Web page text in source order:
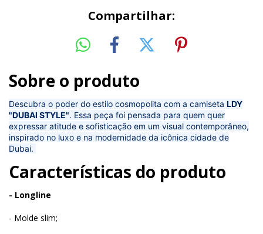
Compartilhar:
Sobre o produto
Descubra o poder do estilo cosmopolita com a camiseta LDY
"DUBAI STYLE". Essa peça foi pensada para quem quer
expressar atitude e sofisticação em um visual contemporâneo,
inspirado no luxo e na modernidade da icônica cidade de
Dubai.
Características do produto
- Longline
- Molde slim;